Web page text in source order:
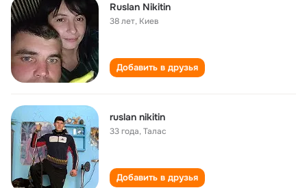
Ruslan Nikitin
38 лет, Киев
Добавить в друзья
ruslan nikitin
33 года,Талас
Добавить в друзья